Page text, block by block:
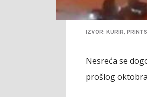
IZVOR: KURIR,
Nesreća se
prošlog